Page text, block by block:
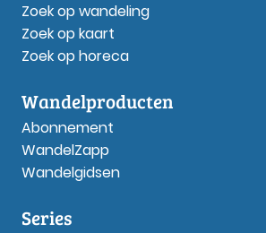
Zoek op wandeling
Zoek op kaart
Zoek op horeca
Wandelproducten
Abonnement
WandelZapp
Wandelgidsen
Series